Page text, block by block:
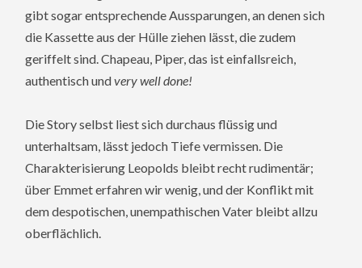
gibt sogar entsprechende Aussparungen, an denen sich
die Kassette aus der Hülle ziehen lässt, die zudem
geriffelt sind. Chapeau, Piper, das ist einfallsreich,
authentisch undvery well done!
Die Story selbst liest sich durchaus flüssig und
unterhaltsam, lässt jedoch Tiefe vermissen. Die
Charakterisierung Leopolds bleibt recht rudimentär;
über Emmet erfahren wir wenig, und der Konflikt mit
dem despotischen, unempathischen Vater bleibt allzu
oberflächlich.